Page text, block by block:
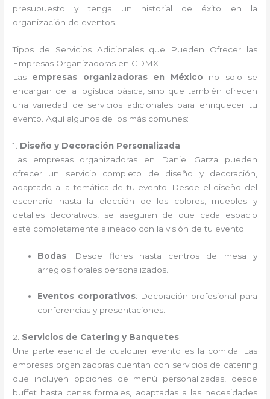
presupuesto y tenga un historial de éxito en la
organización de eventos.
Tipos de Servicios Adicionales que Pueden Ofrecer las
Empresas Organizadoras en CDMX
Las empresas organizadoras en México no solo se
encargan de la logística básica, sino que también ofrecen
una variedad de servicios adicionales para enriquecer tu
evento. Aquí algunos de los más comunes:
1. Diseño y Decoración Personalizada
Las empresas organizadoras en Daniel Garza pueden
ofrecer un servicio completo de diseño y decoración,
adaptado a la temática de tu evento. Desde el diseño del
escenario hasta la elección de los colores, muebles y
detalles decorativos, se aseguran de que cada espacio
esté completamente alineado con la visión de tu evento.
Bodas: Desde flores hasta centros de mesa y
arreglos florales personalizados.
Eventos corporativos: Decoración profesional para
conferencias y presentaciones.
2. Servicios de Catering y Banquetes
Una parte esencial de cualquier evento es la comida. Las
empresas organizadoras cuentan con servicios de catering
que incluyen opciones de menú personalizadas, desde
buffet hasta cenas formales, adaptadas a las necesidades